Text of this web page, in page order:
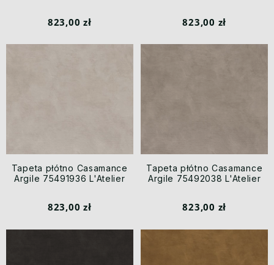
823,00 zł 823,00 zł
Tapeta płótno Casamance
Argile 75491936 L'Atelier
823,00 zł
Tapeta płótno Casamance
Argile 75492038 L'Atelier
823,00 zł